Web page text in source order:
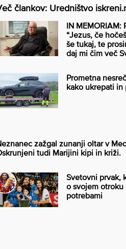
člankov: Uredništvo
IN MEMORIAM:
“Jezus, če
še tukaj, te
daj mi čim več
Prometna
kako ukrepati in
zažgal zunanji oltar v
tudi Marijini kipi in križi.
Svetovni prvak,
o svojem otroku
potrebami